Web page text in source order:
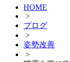
HOME
>
ブログ
>
姿勢改善
>